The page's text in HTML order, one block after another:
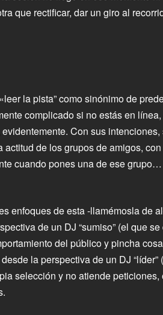
que rectificar, dar un giro al
la pista” como sinónimo de
complicado si no estás en
Con sus intenciones,
de los grupos de amigos, con
cuando pones una de ese grupo…
enfoques de esta -llamémosla de
de un DJ “sumiso” (el que
del público y pincha
la perspectiva de un DJ “líder”
selección y no atiende peticiones,